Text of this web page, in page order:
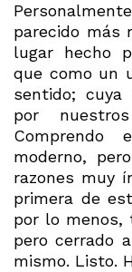
parecido más
lugar hecho
que como un
sentido; cuya
por
Comprendo
moderno,
razones muy
primera de
por lo menos,
pero cerrado
mismo. Listo.